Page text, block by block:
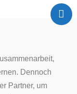
Dennoch
Partner, um